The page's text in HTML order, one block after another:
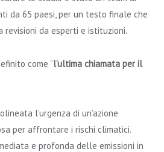
da 65 paesi, per un testo finale che
da esperti e istituzioni.
come “l’ultima chiamata per il
l’urgenza di un’azione
per affrontare i rischi climatici.
e profonda delle emissioni in